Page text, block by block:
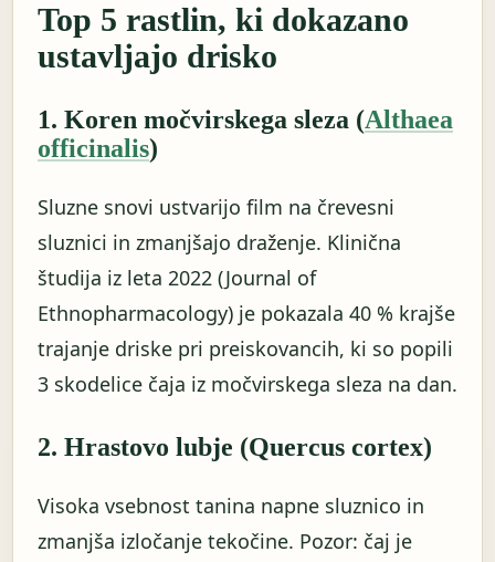
Top 5 rastlin, ki dokazano
ustavljajo drisko
1. Koren močvirskega sleza (Althaea
officinalis)
Sluzne snovi ustvarijo film na črevesni
sluznici in zmanjšajo draženje. Klinična
študija iz leta 2022 (Journal of
Ethnopharmacology) je pokazala 40 % krajše
trajanje driske pri preiskovancih, ki so popili
3 skodelice čaja iz močvirskega sleza na dan.
2. Hrastovo lubje (Quercus cortex)
Visoka vsebnost tanina napne sluznico in
zmanjša izločanje tekočine. Pozor: čaj je